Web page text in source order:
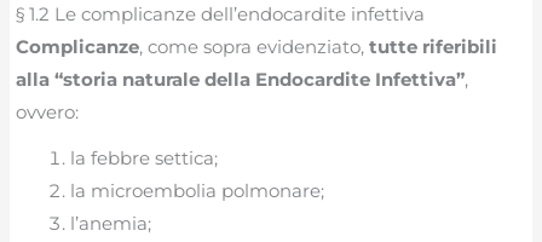
§ 1.2 Le complicanze dell’endocardite infettiva
Complicanze, come sopra evidenziato, tutte riferibili
alla “storia naturale della Endocardite Infettiva”,
ovvero:
la febbre settica;
la microembolia polmonare;
l’anemia;